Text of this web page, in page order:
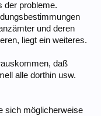
der probleme.
und deren
liegt ein weiteres.
daß
alle dorthin usw.
sich möglicherweise